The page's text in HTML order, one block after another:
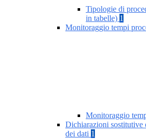
Tipologie di
in tabelle) 1
Monitoraggio tempi
Monitoraggio
Dichiarazioni
dei dati 1